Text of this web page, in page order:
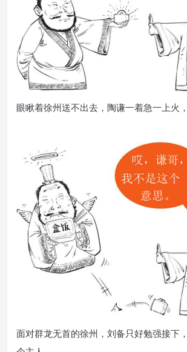
眼瞅着徐州送不出去，陶谦一着急一上火
面对群龙无首的徐州，刘备只好勉强接下